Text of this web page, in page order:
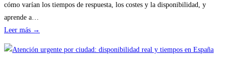
sin
cómo varían los tiempos de respuesta, los costes y la disponibilidad, y
aprende a…
Leer más →
por